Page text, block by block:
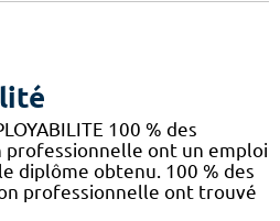
100 % des
ont un emploi
diplôme obtenu. 100 % des
professionnelle ont trouvé